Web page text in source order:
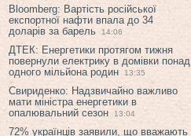
Bloomberg: Вартість російської
експортної нафти впала до 34
доларів за барель
14:06
ДТЕК: Енергетики протягом тижня
повернули електрику в домівки понад
одного мільйона родин
13:35
Свириденко: Надзвичайно важливо
мати міністра енергетики в
опалювальний сезон
13:04
72% українців заявили, що вважають